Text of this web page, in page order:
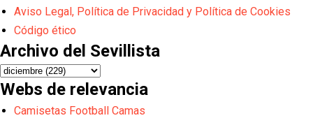
Aviso Legal, Política de Privacidad y Política de Cookies
Código ético
Archivo del Sevillista
Webs de relevancia
Camisetas Football Camas